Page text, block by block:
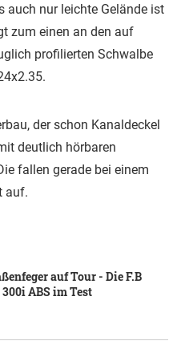
auch nur leichte Gelände ist
zum einen an den auf
profilierten Schwalbe
der schon Kanaldeckel
deutlich hörbaren
fallen gerade bei einem
auf.
auf Tour - Die F.B
ABS im Test